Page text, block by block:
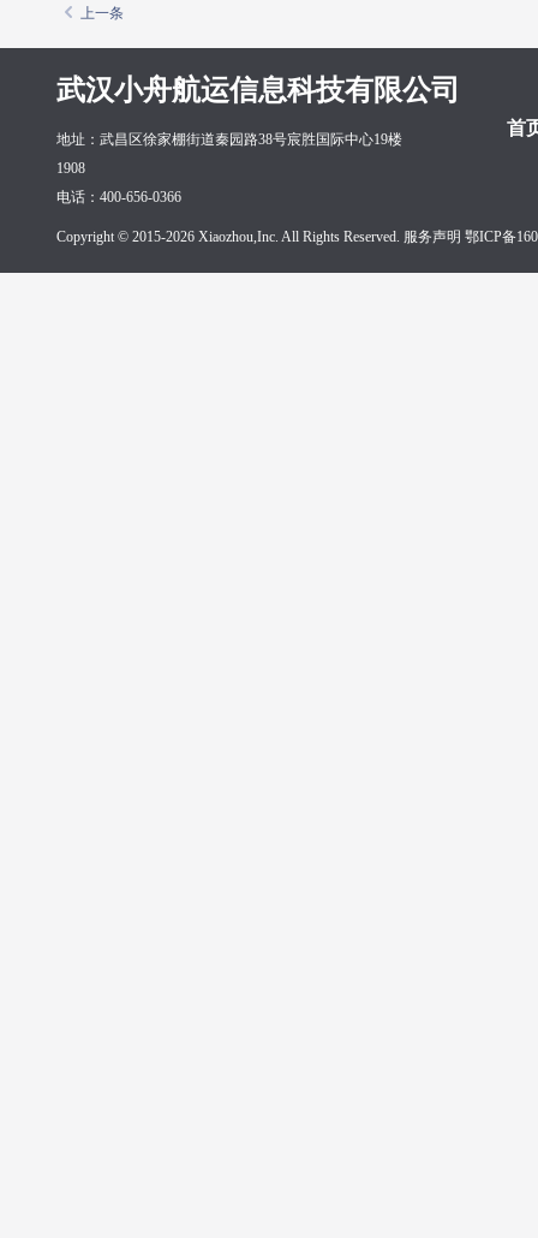
上一条
武汉小舟航运信息科技有限公司
首
地址：武昌区徐家棚街道秦园路38号宸胜国际中心19楼
1908
电话：400-656-0366
Copyright © 2015-2026 Xiaozhou,Inc. All Rights Reserved. 服务声明 鄂ICP备